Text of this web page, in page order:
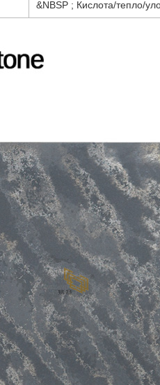
&NBSP ; Кислота/тепло/